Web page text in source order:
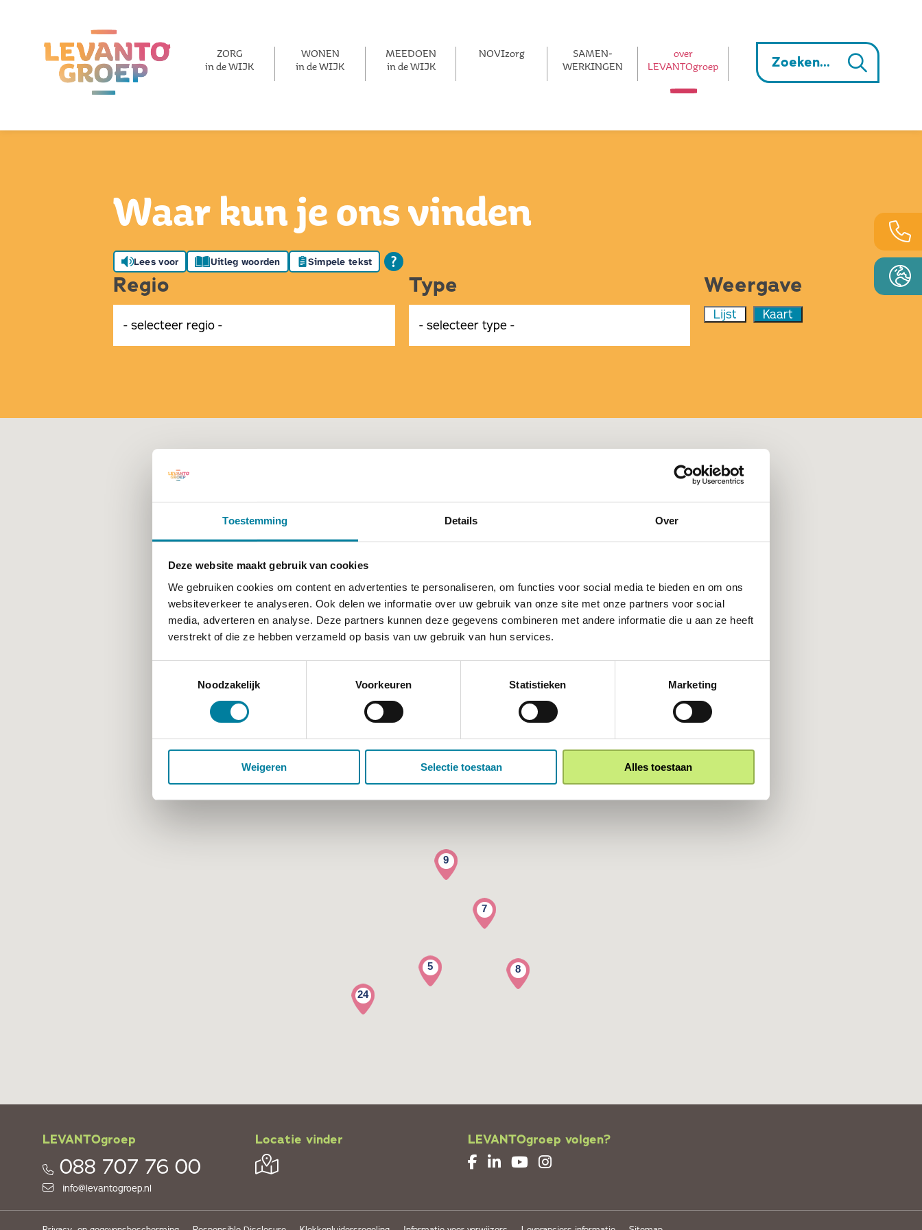
Toestemming Details Over
Deze website maakt gebruik van cookies
We gebruiken cookies om content en advertenties te personaliseren, om functies voor social media te bieden en om ons
websiteverkeer te analyseren. Ook delen we informatie over uw gebruik van onze site met onze partners voor social
media, adverteren en analyse. Deze partners kunnen deze gegevens combineren met andere informatie die u aan ze heeft
verstrekt of die ze hebben verzameld op basis van uw gebruik van hun services.
Noodzakelijk
Voorkeuren Statistieken Marketing
Weigeren Selectie toestaan Alles toestaan
ZORG
in de WIJK
WONEN
in de WIJK
MEEDOEN
in de WIJK
NOVIzorg
SAMEN­­
WERKINGEN
over
LEVANTOgroep
Waar kun je ons vinden
Lees voor Uitleg woorden Simpele tekst
Regio Type Weergave
Lijst Kaart
7
9
24
5 8
LEVANTOgroep
088 707 76 00
info@levantogroep.nl
Locatie vinder LEVANTOgroep volgen?